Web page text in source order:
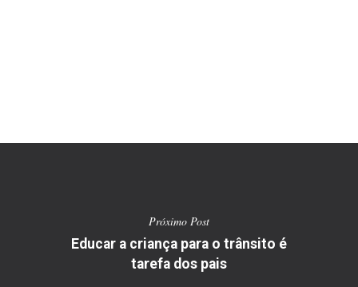
Próximo Post
Educar a criança para o trânsito é
tarefa dos pais